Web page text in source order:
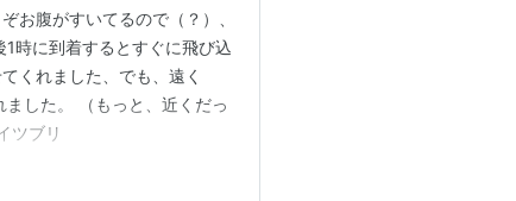
お腹がすいてるので（？）、
時に到着するとすぐに飛び込
くれました、でも、遠く
した。 （もっと、近くだっ
ツブリ